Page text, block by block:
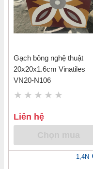
Gạch bông nghệ thuật
20x20x1.6cm Vinatiles
VN20-N106
Liên hệ
1,4N